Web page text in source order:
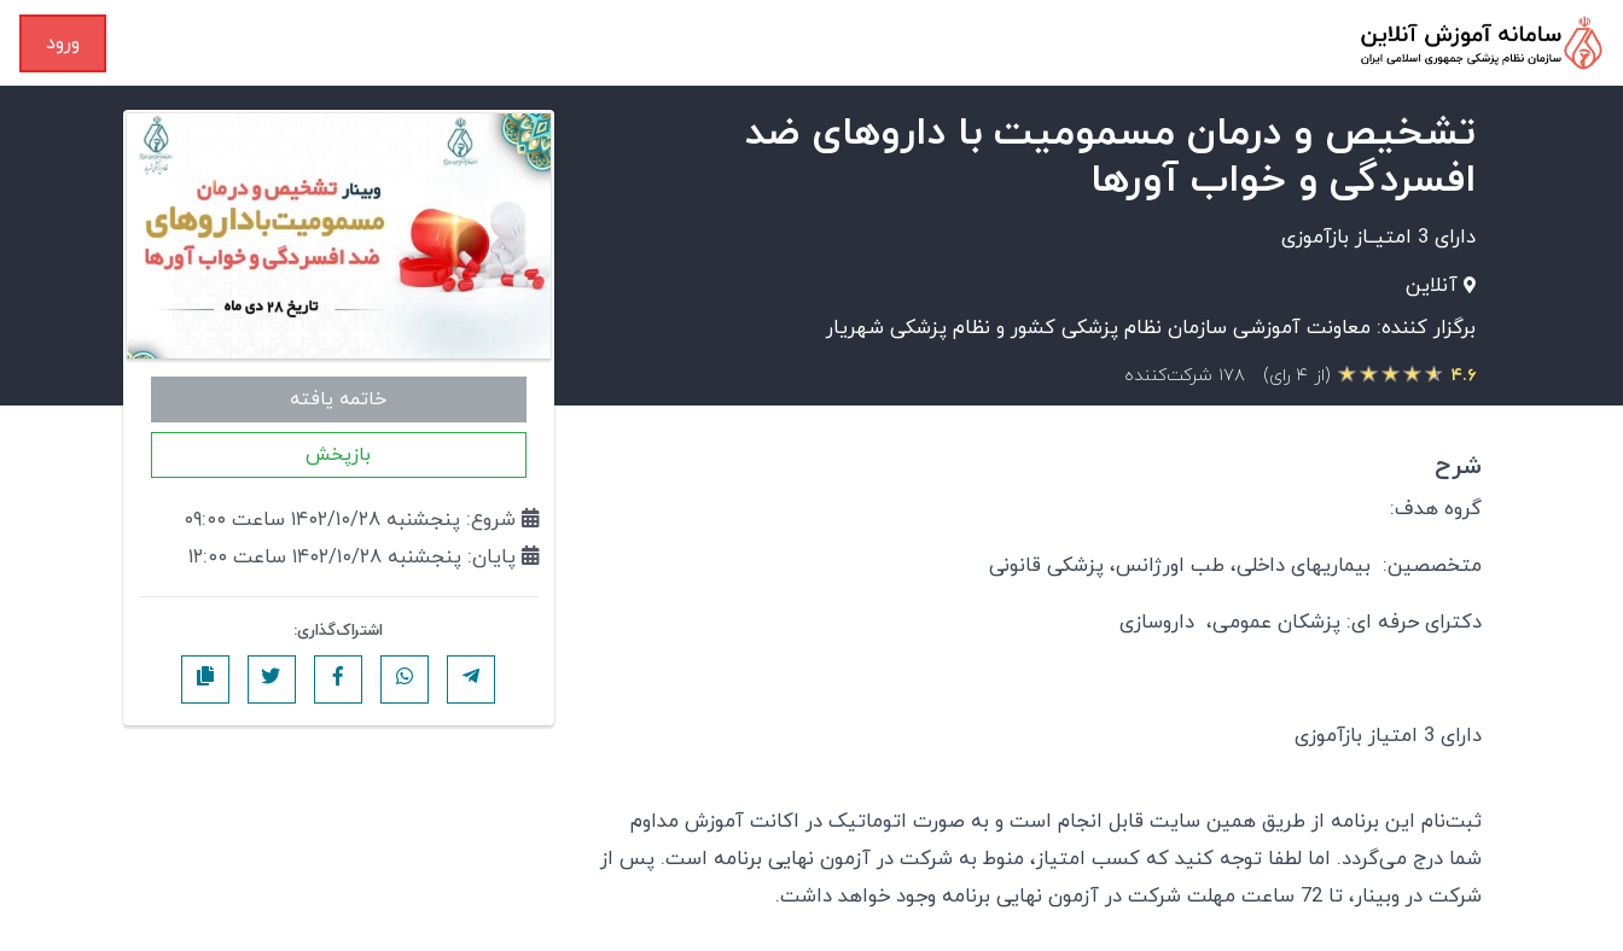
ورود
تشخیص و درمان مسمومیت با داروهای ضد
افسردگی و خواب آورها
دارای 3 امتیــاز بازآموزی
آنلاین
برگزار کننده: معاونت آموزشی سازمان نظام پزشکی کشور و نظام پزشکی شهریار
۴.۶ (از ۴ رای) ۱۷۸ شرکت‌کننده
خاتمه یافته
بازپخش
شروع: پنجشنبه ۱۴۰۲/۱۰/۲۸ ساعت ۰۹:۰۰
پایان: پنجشنبه ۱۴۰۲/۱۰/۲۸ ساعت ۱۲:۰۰
اشتراک‌گذاری:
شرح
گروه هدف:
متخصصین: بیماریهای داخلی، طب اورژانس، پزشکی قانونی
دکترای حرفه ای: پزشکان عمومی، داروسازی
داراى 3 امتیاز بازآموزی
ثبت‌نام این برنامه از طریق همین سایت قابل انجام است و به صورت اتوماتیک در اکانت آموزش مداوم
شما درج می‌گردد. اما لطفا توجه کنید که کسب امتیاز، منوط به شرکت در آزمون نهایی برنامه است. پس از
شرکت در وبینار، تا 72 ساعت مهلت شرکت در آزمون نهایی برنامه وجود خواهد داشت.